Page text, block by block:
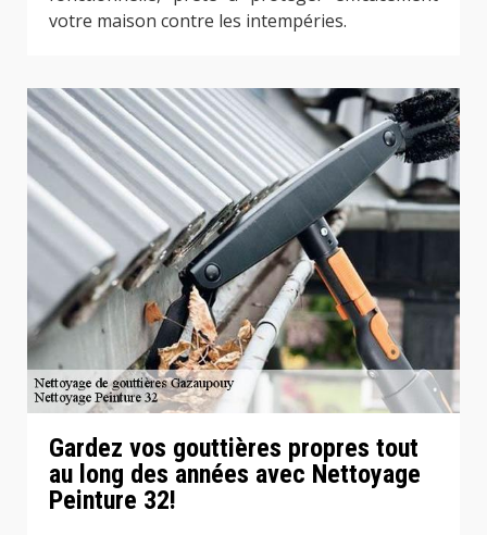
votre maison contre les intempéries.
Gardez vos gouttières propres tout
au long des années avec Nettoyage
Peinture 32!